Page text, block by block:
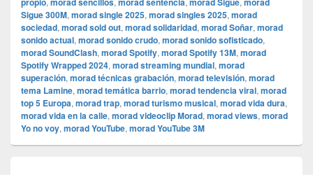
Sigue 300M, morad single 2025, morad singles 2025, morad
sociedad, morad sold out, morad solidaridad, morad Soñar, morad
sonido actual, morad sonido crudo, morad sonido sofisticado,
morad SoundClash, morad Spotify, morad Spotify 13M, morad
Spotify Wrapped 2024, morad streaming mundial, morad
superación, morad técnicas grabación, morad televisión, morad
tema Lamine, morad temática barrio, morad tendencia viral, morad
top 5 Europa, morad trap, morad turismo musical, morad vida dura,
morad vida en la calle, morad videocli‏p Morad, morad views, morad
Yo no voy, morad YouTube, morad YouTube 3M